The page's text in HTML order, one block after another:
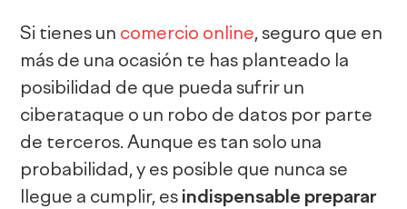
Si tienes un comercio online, seguro que en
más de una ocasión te has planteado la
posibilidad de que pueda sufrir un
ciberataque o un robo de datos por parte
de terceros. Aunque es tan solo una
probabilidad, y es posible que nunca se
llegue a cumplir, es indispensable preparar